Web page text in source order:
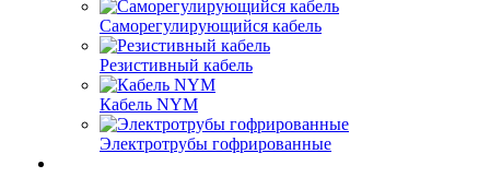
Саморегулирующийся кабель
Резистивный кабель
Кабель NYM
Электротрубы гофрированные